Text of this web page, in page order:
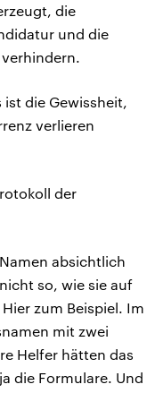
die
und die
ist die Gewissheit,
verlieren
der
absichtlich
so, wie sie auf
zum Beispiel. Im
mit zwei
Helfer hätten das
die Formulare. Und